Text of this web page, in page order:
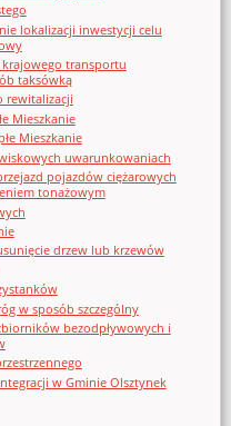
lokalizacji inwestycji celu
transportu
taksówką
rewitalizacji
Mieszkanie
Mieszkanie
uwarunkowaniach
pojazdów ciężarowych
tonażowym
drzew lub krzewów
w sposób szczególny
bezodpływowych i
w Gminie Olsztynek